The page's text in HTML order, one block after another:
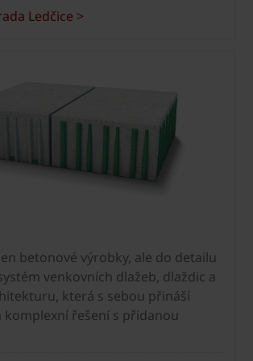
Ledčice >
betonové výrobky, ale do detailu
venkovních dlažeb, dlaždic a
která s sebou přináší
komplexní řešení s přidanou